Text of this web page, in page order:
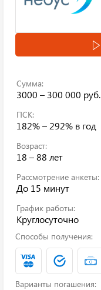
Сумма:
3000 – 300 000 руб.
ПСК:
182% – 292% в год
Возраст:
18 – 88 лет
Рассмотрение анкеты:
До 15 минут
График работы:
Круглосуточно
Способы получения:
Варианты погашения: